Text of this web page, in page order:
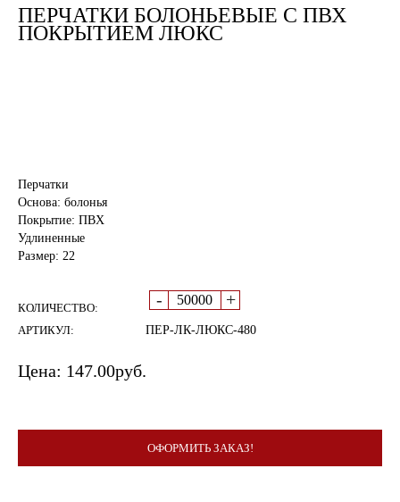
ПЕРЧАТКИ БОЛОНЬЕВЫЕ С ПВХ
ПОКРЫТИЕМ ЛЮКС
Перчатки
Основа: болонья
Покрытие: ПВХ
Удлиненные
Размер: 22
КОЛИЧЕСТВО: - +
АРТИКУЛ: ПЕР-ЛК-ЛЮКС-480
Цена: 147.00руб.
ОФОРМИТЬ ЗАКАЗ!